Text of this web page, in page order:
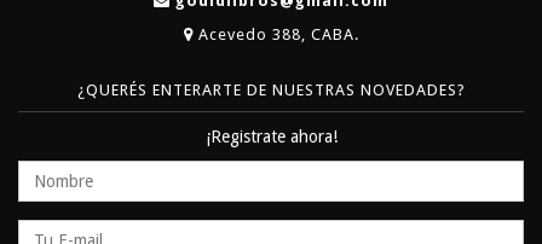
Acevedo 388, CABA.
¿QUERÉS ENTERARTE DE NUESTRAS NOVEDADES?
¡Registrate ahora!